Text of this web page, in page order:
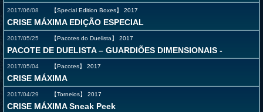
2017/06/08 【Special Edition Boxes】 2017
CRISE MÁXIMA EDIÇÃO ESPECIAL
2017/05/25 【Pacotes do Duelista】 2017
PACOTE DE DUELISTA – GUARDIÕES DIMENSIONAIS -
2017/05/04 【Pacotes】 2017
CRISE MÁXIMA
2017/04/29 【Torneios】 2017
CRISE MÁXIMA Sneak Peek